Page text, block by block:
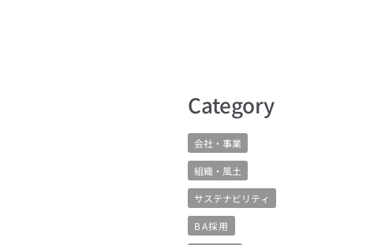
​Category
会社・事業
組織・風土
サステナビリティ
BA採用